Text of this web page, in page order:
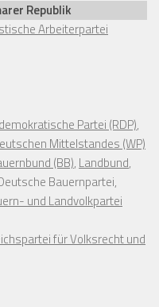
Republik
Arbeiterpartei
Partei (RDP),
Mittelstandes (WP)
(BB), Landbund,
Bauernpartei,
und Landvolkpartei
für Volksrecht und